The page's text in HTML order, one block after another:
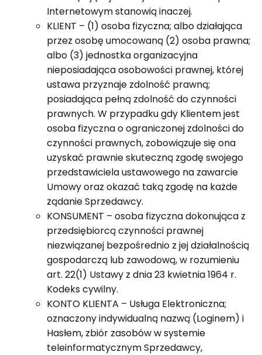
Internetowym stanowią inaczej.
KLIENT – (1) osoba fizyczna; albo działająca
przez osobę umocowaną (2) osoba prawna;
albo (3) jednostka organizacyjna
nieposiadająca osobowości prawnej, której
ustawa przyznaje zdolność prawną;
posiadająca pełną zdolność do czynności
prawnych. W przypadku gdy Klientem jest
osoba fizyczna o ograniczonej zdolności do
czynności prawnych, zobowiązuje się ona
uzyskać prawnie skuteczną zgodę swojego
przedstawiciela ustawowego na zawarcie
Umowy oraz okazać taką zgodę na każde
żądanie Sprzedawcy.
KONSUMENT – osoba fizyczna dokonująca z
przedsiębiorcą czynności prawnej
niezwiązanej bezpośrednio z jej działalnością
gospodarczą lub zawodową, w rozumieniu
art. 22(1) Ustawy z dnia 23 kwietnia 1964 r.
Kodeks cywilny.
KONTO KLIENTA – Usługa Elektroniczna;
oznaczony indywidualną nazwą (Loginem) i
Hasłem, zbiór zasobów w systemie
teleinformatycznym Sprzedawcy,